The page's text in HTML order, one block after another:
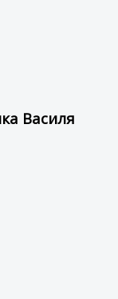
Василя